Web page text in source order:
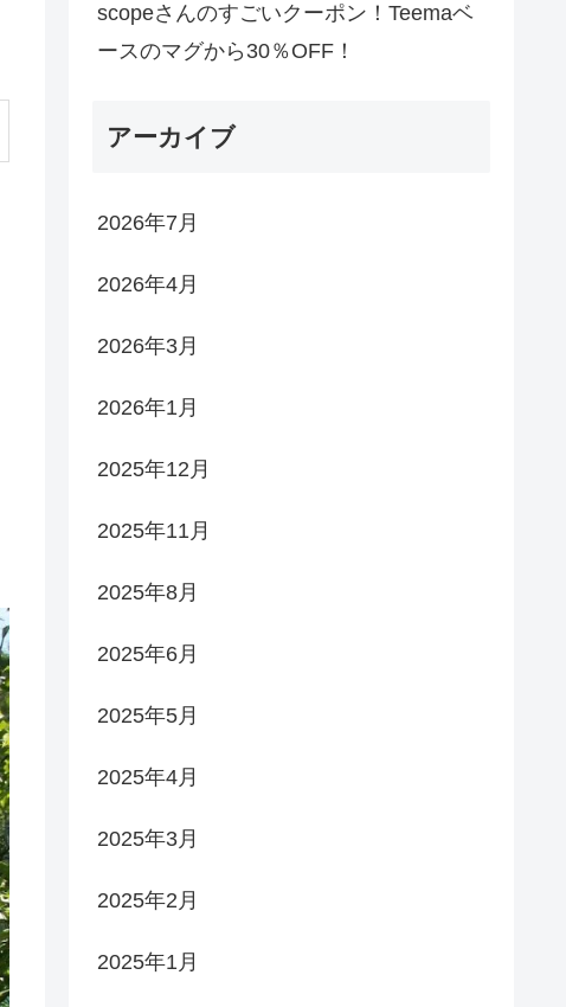
scopeさんのすごいクーポン！Teemaベ
ースのマグから30％OFF！
アーカイブ
2026年7月
2026年4月
2026年3月
2026年1月
2025年12月
2025年11月
2025年8月
2025年6月
2025年5月
2025年4月
2025年3月
2025年2月
2025年1月